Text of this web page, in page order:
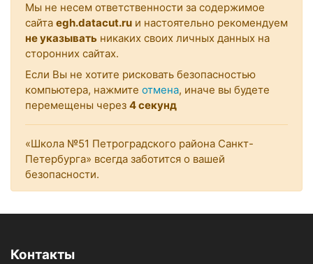
Мы не несем ответственности за содержимое
сайта egh.datacut.ru и настоятельно рекомендуем
не указывать никаких своих личных данных на
сторонних сайтах.
Если Вы не хотите рисковать безопасностью
компьютера, нажмите отмена, иначе вы будете
перемещены через 3секунд
«Школа №51 Петроградского района Санкт-
Петербурга» всегда заботится о вашей
безопасности.
Контакты